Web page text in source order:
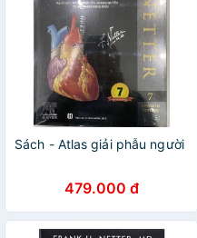
Sách - Atlas giải phẫu người
479.000 đ